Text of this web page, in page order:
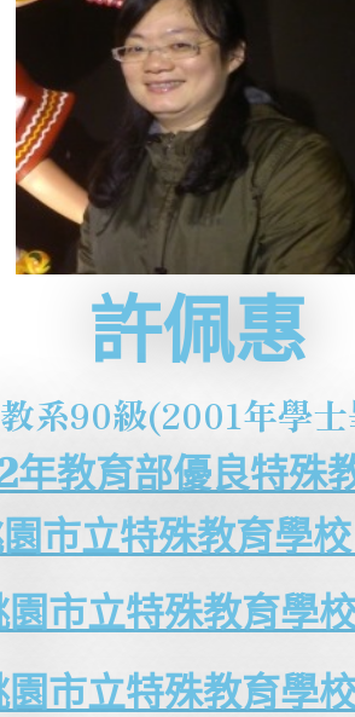
許佩惠
系90級(2001年學
年教育部優良特殊
市立特殊教育學
園市立特殊教育學
園市立特殊教育學